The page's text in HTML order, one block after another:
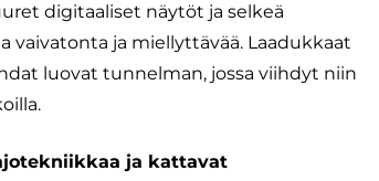
digitaaliset näytöt ja selkeä
vaivatonta ja miellyttävää. Laadukkaat
luovat tunnelman, jossa viihdyt niin
ja kattavat